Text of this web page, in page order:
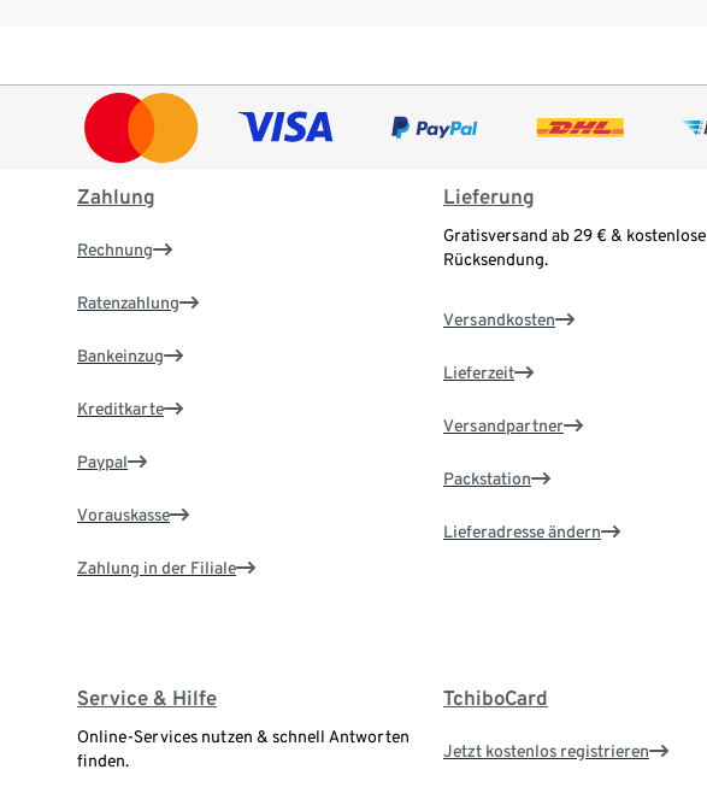
Zahlung
Rechnung
Ratenzahlung
Bankeinzug
Kreditkarte
Paypal
Vorauskasse
Zahlung in der Filiale
Lieferung
Gratisversand ab 29 € & kostenlose
Rücksendung.
Versandkosten
Lieferzeit
Versandpartner
Packstation
Lieferadresse ändern
Service & Hilfe
Online-Services nutzen & schnell Antworten
finden.
TchiboCard
Jetzt kostenlos registrieren